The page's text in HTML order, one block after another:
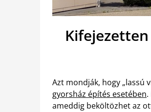
Azt mondják, hogy „lassú
gyorsház építés esetében
ameddig beköltözhet az